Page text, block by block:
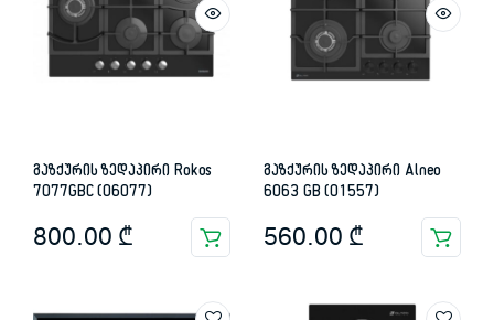
გაზქურის ზედაპირი Rokos
7077GBC (06077)
800.00 ₾
გაზქურის ზედაპირი Alneo
6063 GB (01557)
560.00 ₾